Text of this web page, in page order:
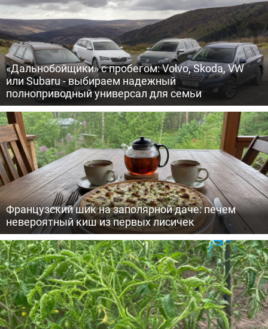
«Дальнобойщики» с пробегом: Volvo, Skoda, VW
или Subaru - выбираем надежный
полноприводный универсал для семьи
Французский шик на заполярной даче: печем
невероятный киш из первых лисичек